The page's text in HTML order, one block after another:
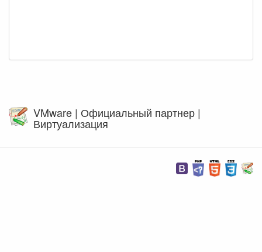
VMware | Официальный партнер |
Виртуализация